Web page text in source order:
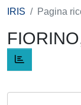
IRIS Pagina